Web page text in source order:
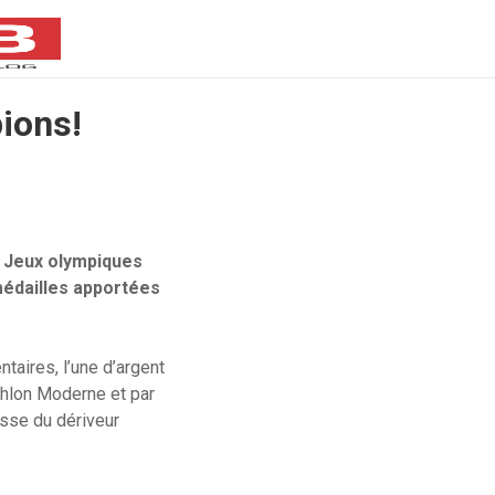
olympiques
apportées
l’une d’argent
Moderne et par
du dériveur